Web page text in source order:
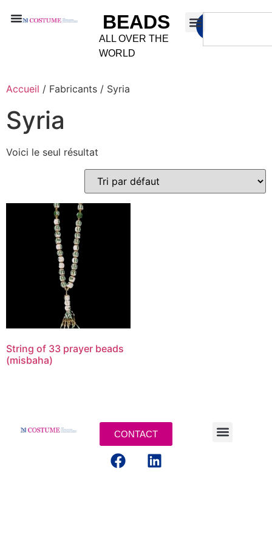
BEADS
ALL OVER THE
WORLD
Accueil / Fabricants / Syria
Syria
Voici le seul résultat
String of 33 prayer beads
(misbaha)
CONTACT